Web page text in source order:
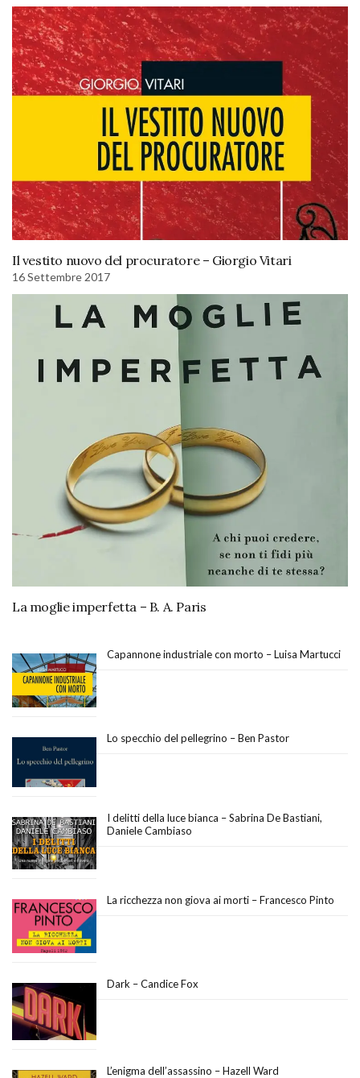
Il vestito nuovo del procuratore – Giorgio Vitari
16 Settembre 2017
La moglie imperfetta – B. A. Paris
Capannone industriale con morto – Luisa Martucci
Lo specchio del pellegrino – Ben Pastor
I delitti della luce bianca – Sabrina De Bastiani,
Daniele Cambiaso
La ricchezza non giova ai morti – Francesco Pinto
Dark – Candice Fox
L’enigma dell’assassino – Hazell Ward